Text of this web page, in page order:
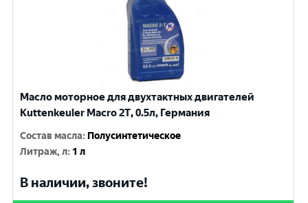
Масло моторное для двухтактных двигателей
Kuttenkeuler Macro 2T, 0.5л, Германия
Состав масла: Полусинтетическое
Литраж, л: 1 л
В наличии, звоните!